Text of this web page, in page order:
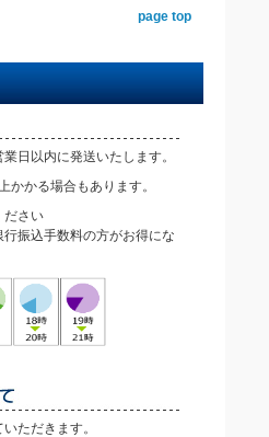
page top
日以内に発送いたします。
かる場合もあります。
ださい
振込手数料の方がお得にな
ただきます。